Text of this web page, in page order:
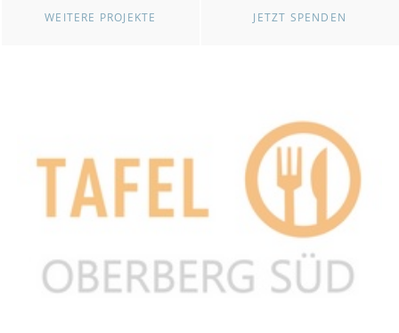
WEITERE PROJEKTE JETZT SPENDEN